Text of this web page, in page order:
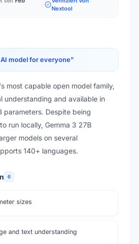
Nextool
model for everyone"
most capable open model family,
understanding and available in
parameters. Despite being
run locally, Gemma 3 27B
models on several
140+ languages.
6
sizes
and text understanding